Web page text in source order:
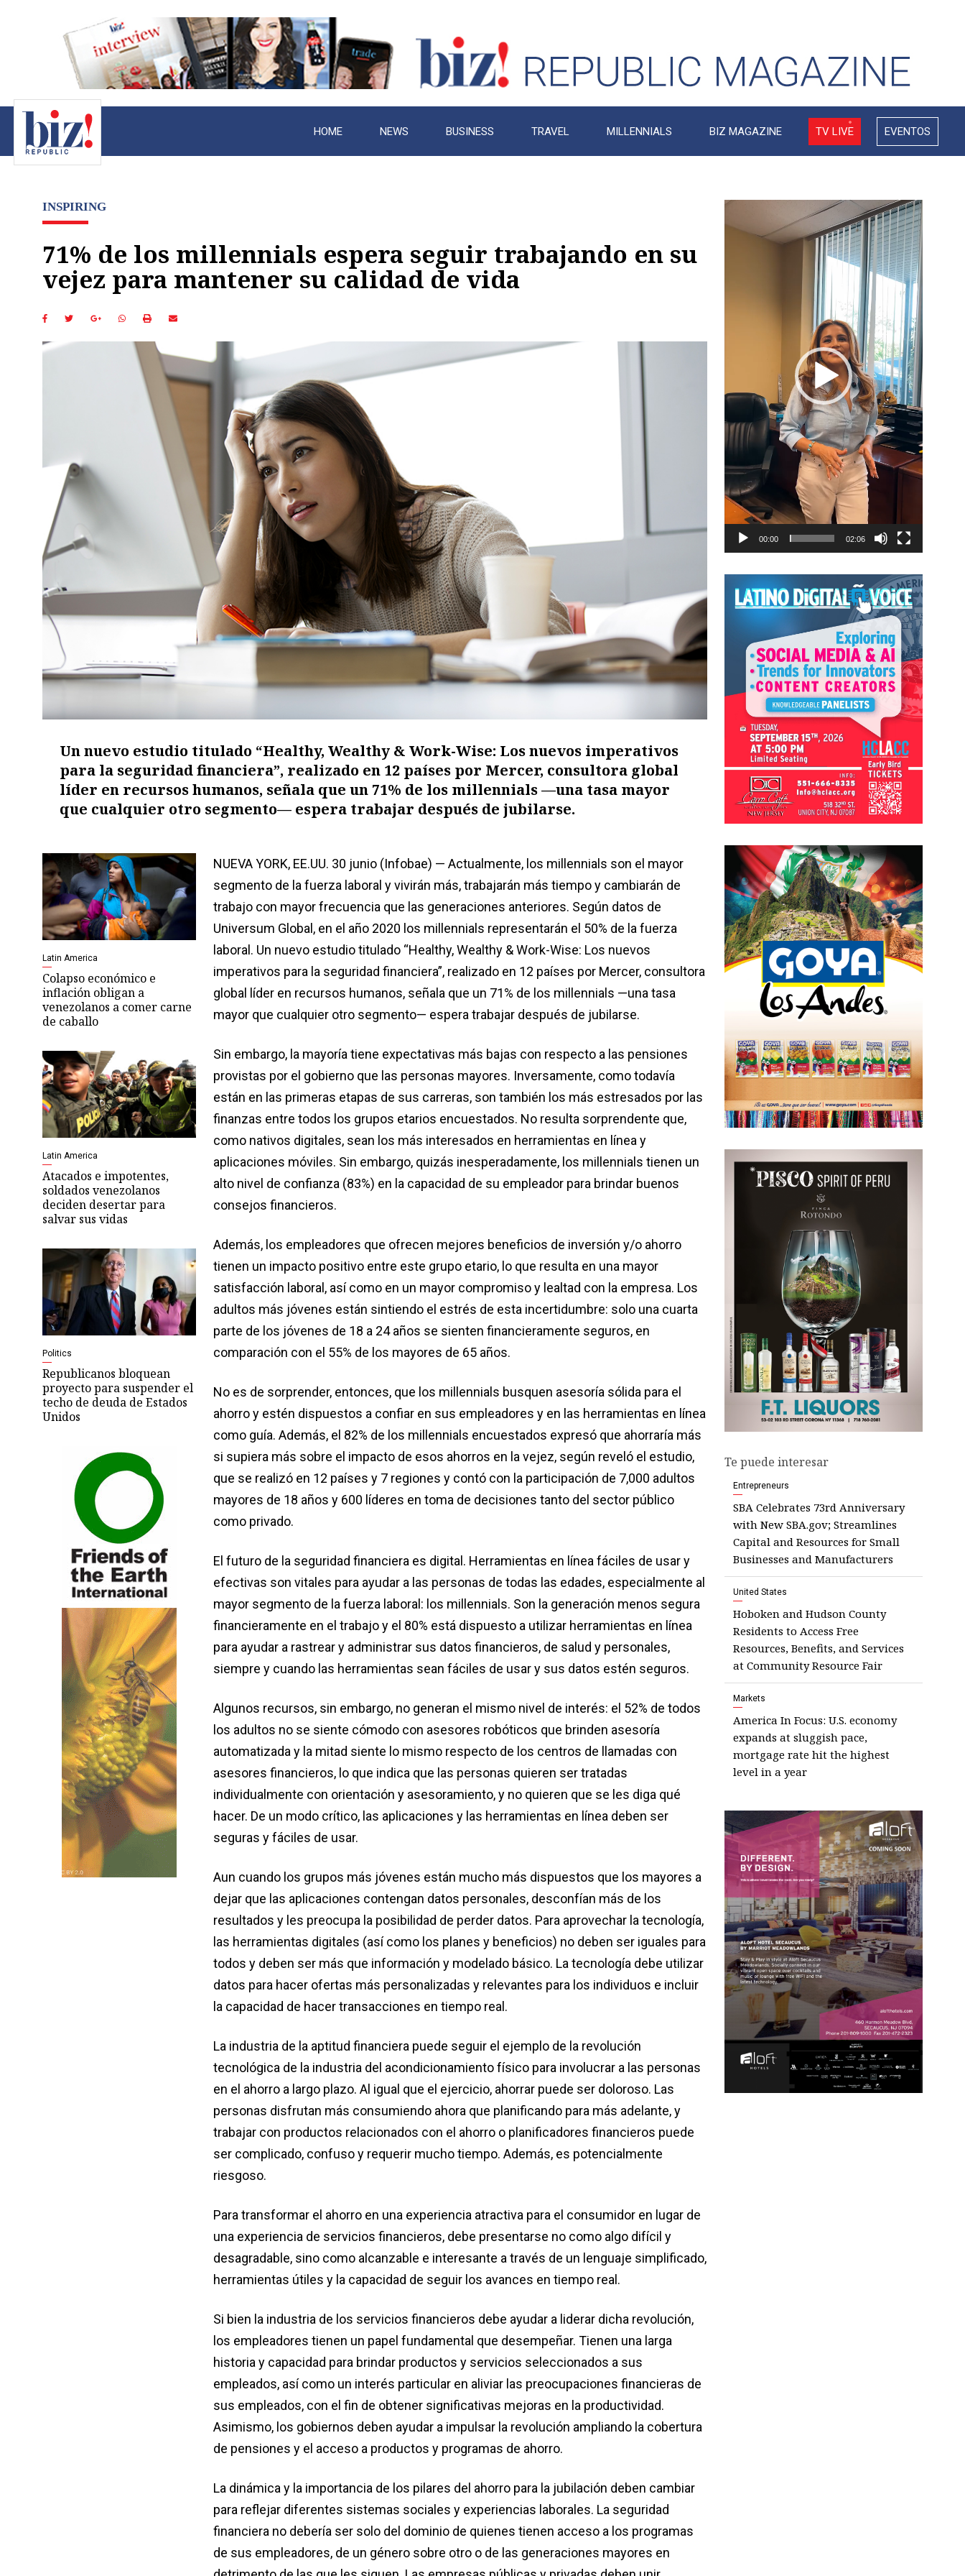
HOME NEWS BUSINESS TRAVEL MILLENNIALS BIZ MAGAZINE TV LIVE EVENTOS
INSPIRING
71% de los millennials espera seguir trabajando en su
vejez para mantener su calidad de vida
Un nuevo estudio titulado “Healthy, Wealthy & Work-Wise: Los nuevos imperativos
para la seguridad financiera”, realizado en 12 países por Mercer, consultora global
líder en recursos humanos, señala que un 71% de los millennials —una tasa mayor
que cualquier otro segmento— espera trabajar después de jubilarse.
Latin America
Colapso económico e
inflación obligan a
venezolanos a comer carne
de caballo
Latin America
Atacados e impotentes,
soldados venezolanos
deciden desertar para
salvar sus vidas
Politics
Republicanos bloquean
proyecto para suspender el
techo de deuda de Estados
Unidos
NUEVA YORK, EE.UU. 30 junio (Infobae) — Actualmente, los millennials son el mayor
segmento de la fuerza laboral y vivirán más, trabajarán más tiempo y cambiarán de
trabajo con mayor frecuencia que las generaciones anteriores. Según datos de
Universum Global, en el año 2020 los millennials representarán el 50% de la fuerza
laboral. Un nuevo estudio titulado “Healthy, Wealthy & Work-Wise: Los nuevos
imperativos para la seguridad financiera”, realizado en 12 países por Mercer, consultora
global líder en recursos humanos, señala que un 71% de los millennials —una tasa
mayor que cualquier otro segmento— espera trabajar después de jubilarse.
Sin embargo, la mayoría tiene expectativas más bajas con respecto a las pensiones
provistas por el gobierno que las personas mayores. Inversamente, como todavía
están en las primeras etapas de sus carreras, son también los más estresados por las
finanzas entre todos los grupos etarios encuestados. No resulta sorprendente que,
como nativos digitales, sean los más interesados en herramientas en línea y
aplicaciones móviles. Sin embargo, quizás inesperadamente, los millennials tienen un
alto nivel de confianza (83%) en la capacidad de su empleador para brindar buenos
consejos financieros.
Además, los empleadores que ofrecen mejores beneficios de inversión y/o ahorro
tienen un impacto positivo entre este grupo etario, lo que resulta en una mayor
satisfacción laboral, así como en un mayor compromiso y lealtad con la empresa. Los
adultos más jóvenes están sintiendo el estrés de esta incertidumbre: solo una cuarta
parte de los jóvenes de 18 a 24 años se sienten financieramente seguros, en
comparación con el 55% de los mayores de 65 años.
No es de sorprender, entonces, que los millennials busquen asesoría sólida para el
ahorro y estén dispuestos a confiar en sus empleadores y en las herramientas en línea
como guía. Además, el 82% de los millennials encuestados expresó que ahorraría más
si supiera más sobre el impacto de esos ahorros en la vejez, según reveló el estudio,
que se realizó en 12 países y 7 regiones y contó con la participación de 7,000 adultos
mayores de 18 años y 600 líderes en toma de decisiones tanto del sector público
como privado.
El futuro de la seguridad financiera es digital. Herramientas en línea fáciles de usar y
efectivas son vitales para ayudar a las personas de todas las edades, especialmente al
mayor segmento de la fuerza laboral: los millennials. Son la generación menos segura
financieramente en el trabajo y el 80% está dispuesto a utilizar herramientas en línea
para ayudar a rastrear y administrar sus datos financieros, de salud y personales,
siempre y cuando las herramientas sean fáciles de usar y sus datos estén seguros.
Algunos recursos, sin embargo, no generan el mismo nivel de interés: el 52% de todos
los adultos no se siente cómodo con asesores robóticos que brinden asesoría
automatizada y la mitad siente lo mismo respecto de los centros de llamadas con
asesores financieros, lo que indica que las personas quieren ser tratadas
individualmente con orientación y asesoramiento, y no quieren que se les diga qué
hacer. De un modo crítico, las aplicaciones y las herramientas en línea deben ser
seguras y fáciles de usar.
Aun cuando los grupos más jóvenes están mucho más dispuestos que los mayores a
dejar que las aplicaciones contengan datos personales, desconfían más de los
resultados y les preocupa la posibilidad de perder datos. Para aprovechar la tecnología,
las herramientas digitales (así como los planes y beneficios) no deben ser iguales para
todos y deben ser más que información y modelado básico. La tecnología debe utilizar
datos para hacer ofertas más personalizadas y relevantes para los individuos e incluir
la capacidad de hacer transacciones en tiempo real.
La industria de la aptitud financiera puede seguir el ejemplo de la revolución
tecnológica de la industria del acondicionamiento físico para involucrar a las personas
en el ahorro a largo plazo. Al igual que el ejercicio, ahorrar puede ser doloroso. Las
personas disfrutan más consumiendo ahora que planificando para más adelante, y
trabajar con productos relacionados con el ahorro o planificadores financieros puede
ser complicado, confuso y requerir mucho tiempo. Además, es potencialmente
riesgoso.
Para transformar el ahorro en una experiencia atractiva para el consumidor en lugar de
una experiencia de servicios financieros, debe presentarse no como algo difícil y
desagradable, sino como alcanzable e interesante a través de un lenguaje simplificado,
herramientas útiles y la capacidad de seguir los avances en tiempo real.
Si bien la industria de los servicios financieros debe ayudar a liderar dicha revolución,
los empleadores tienen un papel fundamental que desempeñar. Tienen una larga
historia y capacidad para brindar productos y servicios seleccionados a sus
empleados, así como un interés particular en aliviar las preocupaciones financieras de
sus empleados, con el fin de obtener significativas mejoras en la productividad.
Asimismo, los gobiernos deben ayudar a impulsar la revolución ampliando la cobertura
de pensiones y el acceso a productos y programas de ahorro.​
La dinámica y la importancia de los pilares del ahorro para la jubilación deben cambiar
para reflejar diferentes sistemas sociales y experiencias laborales. La seguridad
financiera no debería ser solo del dominio de quienes tienen acceso a los programas
de sus empleadores, de un género sobre otro o de las generaciones mayores en
Video
Player
00:00 02:06
Te puede interesar
Entrepreneurs
SBA Celebrates 73rd Anniversary
with New SBA.gov; Streamlines
Capital and Resources for Small
Businesses and Manufacturers
United States
Hoboken and Hudson County
Residents to Access Free
Resources, Benefits, and Services
at Community Resource Fair
Markets
America In Focus: U.S. economy
expands at sluggish pace,
mortgage rate hit the highest
level in a year